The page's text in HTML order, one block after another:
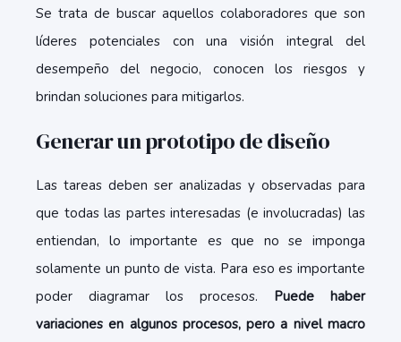
Se trata de buscar aquellos colaboradores que son
líderes potenciales con una visión integral del
desempeño del negocio, conocen los riesgos y
brindan soluciones para mitigarlos.
Generar un prototipo de diseño
Las tareas deben ser analizadas y observadas para
que todas las partes interesadas (e involucradas) las
entiendan, lo importante es que no se imponga
solamente un punto de vista. Para eso es importante
poder diagramar los procesos. Puede haber
variaciones en algunos procesos, pero a nivel macro